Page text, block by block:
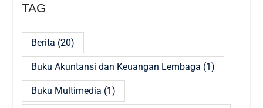
TAG
Berita (20)
Buku Akuntansi dan Keuangan Lembaga (1)
Buku Multimedia (1)